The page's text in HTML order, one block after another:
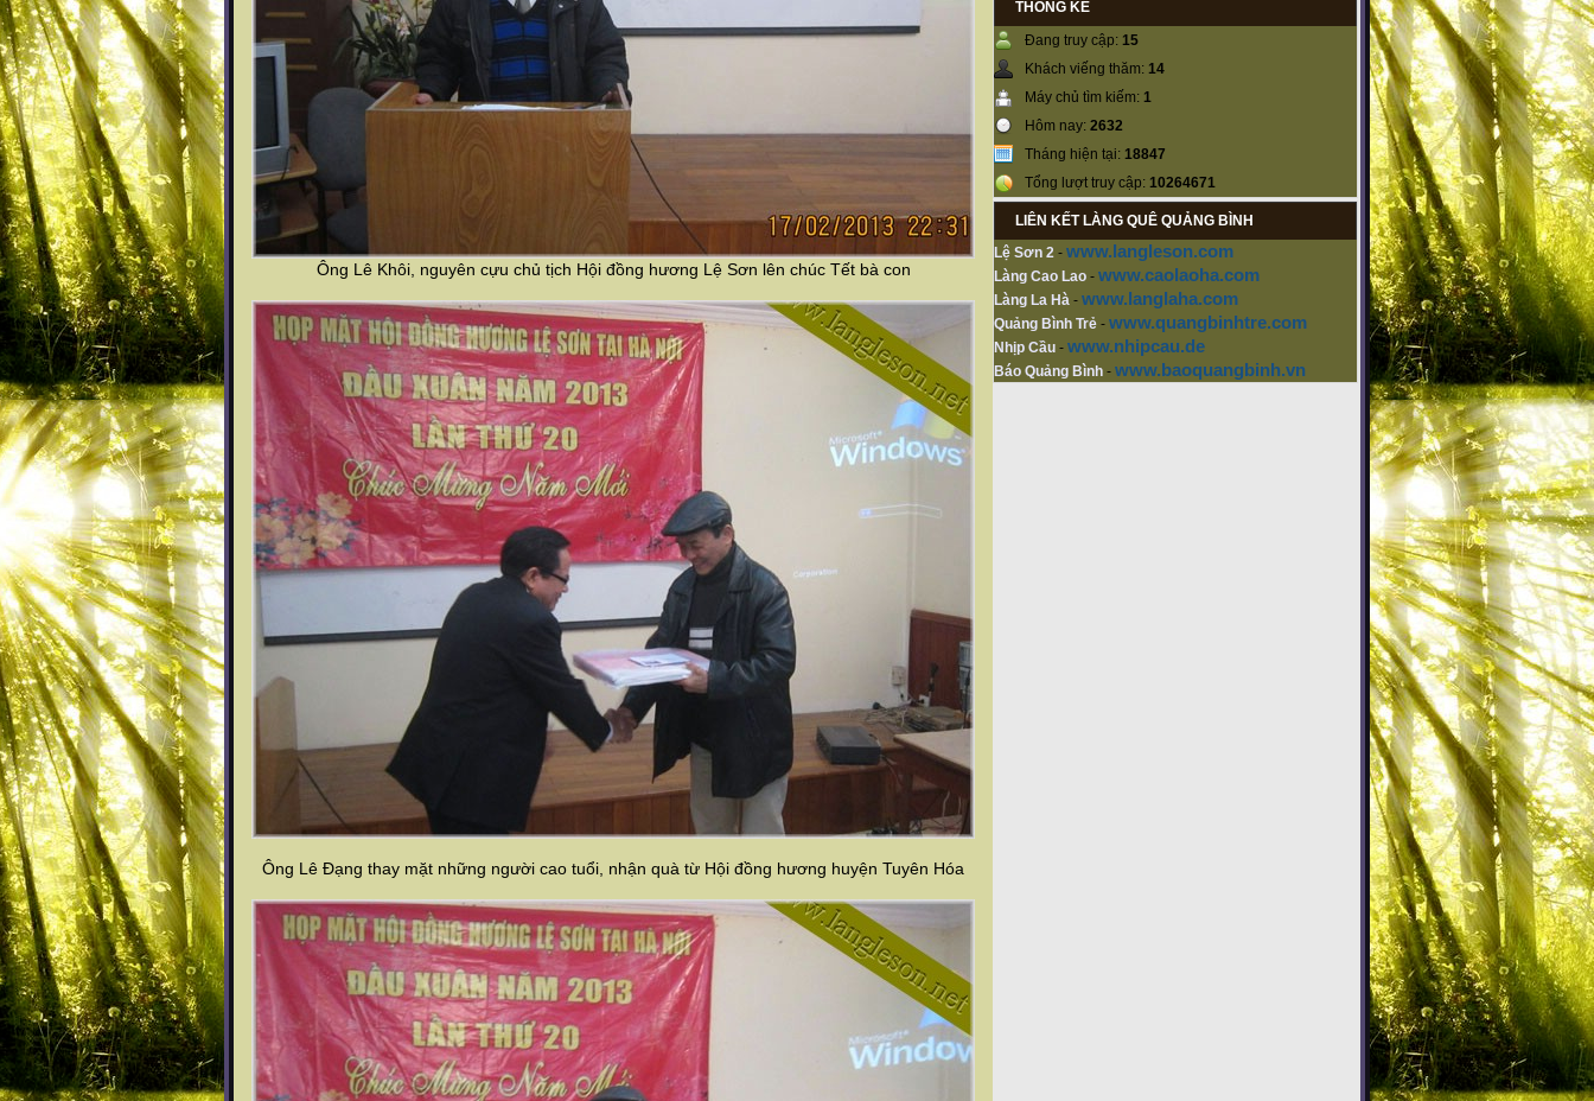
Ông Lê Khôi, nguyên cựu chủ tịch Hội đồng hương Lệ Sơn lên chúc Tết bà con
Ông Lê Đạng thay mặt những người cao tuổi, nhận quà từ Hội đồng hương huyện Tuyên Hóa
THỐNG KÊ
Đang truy cập: 15
Khách viếng thăm: 14
Máy chủ tìm kiếm: 1
Hôm nay: 2632
Tháng hiện tại: 18847
Tổng lượt truy cập: 10264671
LIÊN KẾT LÀNG QUÊ QUẢNG BÌNH
Lệ Sơn 2 - www.langleson.com
Làng Cao Lao - www.caolaoha.com
Làng La Hà - www.langlaha.com
Quảng Bình Trẻ - www.quangbinhtre.com
Nhịp Cầu - www.nhipcau.de
Báo Quảng Bình - www.baoquangbinh.vn